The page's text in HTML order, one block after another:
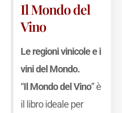
Il Mondo del
Vino
Le regioni vinicole e i
vini del Mondo.
“Il Mondo del Vino” è
il libro ideale per